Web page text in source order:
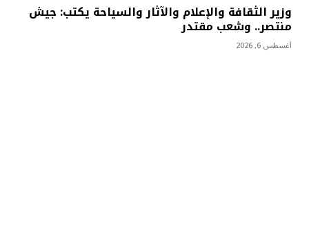
وزير الثقافة والإعلام والآثار والسياحة يكتب: جيش
منتصر.. وشعب مقتدر
أغسطس 6, 2026